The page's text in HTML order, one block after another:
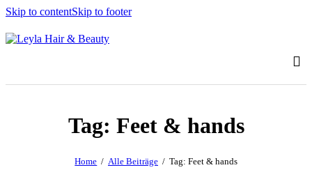
Skip to contentSkip to footer
Tag: Feet & hands
Home Alle Beiträge Tag: Feet & hands